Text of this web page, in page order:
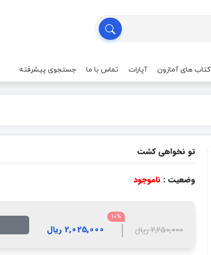
کتاب های آمازون آپارات تماس با ما جستجوی پیشرفته
تو نخواهی کشت
وضعیت : ناموجود
10%
2,250,000 ریال 2,025,000 ریال